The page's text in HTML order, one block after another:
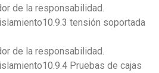
de la responsabilidad.
tensión soportada
de la responsabilidad.
Pruebas de cajas